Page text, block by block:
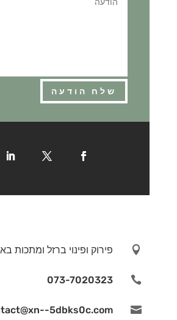
שלח הודעה
 פירוק ופינוי ברזל ומתכות

073-7020323

5dbks0c.com